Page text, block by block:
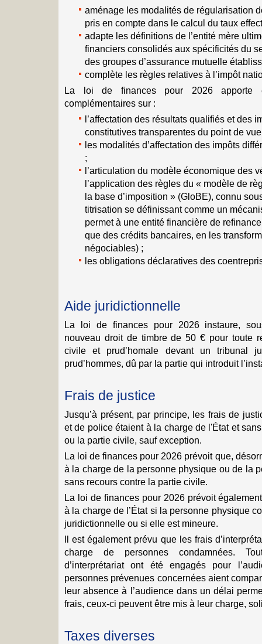
aménage les modalités de régularisation
pris en compte dans le calcul du taux
adapte les définitions de l’entité mère
financiers consolidés aux spécificités du
des groupes d’assurance mutuelle
complète les règles relatives à l’impôt
La loi de finances pour 2026 apporte
complémentaires sur :
l’affectation des résultats qualifiés et des
constitutives transparentes du point de
les modalités d’affectation des impôts
;
l’articulation du modèle économique des
l’application des règles du « modèle de
la base d’imposition » (GloBE), connu
titrisation se définissant comme un
permet à une entité financière de
que des crédits bancaires, en les
négociables) ;
les obligations déclaratives des
Aide juridictionnelle
La loi de finances pour 2026 instaure,
nouveau droit de timbre de 50 € pour toute
civile et prud’homale devant un tribunal
prud’hommes, dû par la partie qui introduit
Frais de justice
Jusqu’à présent, par principe, les frais de
et de police étaient à la charge de l'État et
ou la partie civile, sauf exception.
La loi de finances pour 2026 prévoit que,
à la charge de la personne physique ou de la
sans recours contre la partie civile.
La loi de finances pour 2026 prévoit
à la charge de l’État si la personne physique
juridictionnelle ou si elle est mineure.
Il est également prévu que les frais
charge de personnes condamnées.
d’interprétariat ont été engagés pour
personnes prévenues concernées aient
leur absence à l’audience dans un délai
frais, ceux-ci peuvent être mis à leur charge,
Taxes diverses